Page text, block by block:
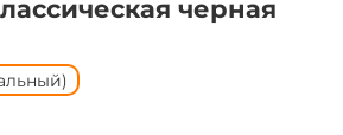
черная